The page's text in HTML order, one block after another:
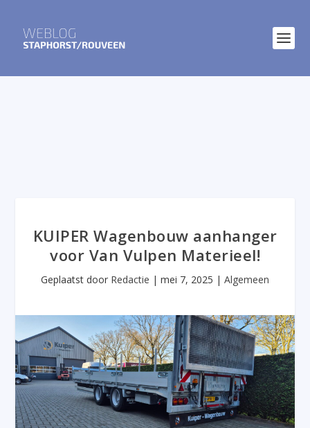
KUIPER Wagenbouw aanhanger
voor Van Vulpen Materieel!
Geplaatst door Redactie | mei 7, 2025 | Algemeen